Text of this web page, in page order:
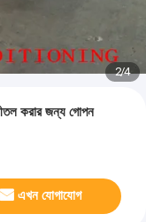
2/4
করার জন্য গোপন
এখন যোগাযোগ